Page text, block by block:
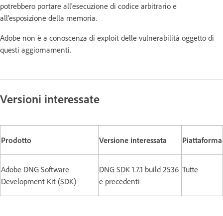
potrebbero portare all'esecuzione di codice arbitrario e
all'esposizione della memoria.
Adobe non è a conoscenza di exploit delle vulnerabilità oggetto di
questi aggiornamenti.
Versioni interessate
Prodotto Versione interessata Piattaforma
Adobe DNG Software
Development Kit (SDK)
DNG SDK 1.7.1 build 2536
e precedenti
Tutte